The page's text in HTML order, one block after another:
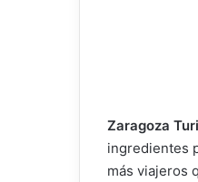
Zaragoza
ingredientes
más viajeros